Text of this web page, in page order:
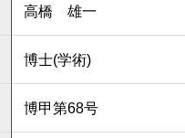
高橋 雄一
博士(学術)
博甲第68号